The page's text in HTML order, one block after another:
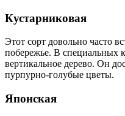
Кустарниковая
Этот сорт довольно часто
побережье. В специальных
вертикальное дерево. Он
пурпурно-голубые цветы.
Японская